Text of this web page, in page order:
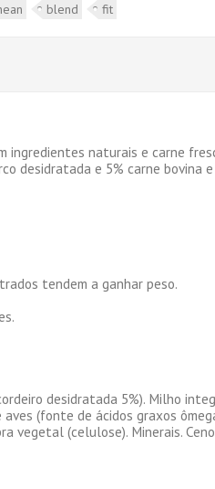
blend fit
naturais e carne
desidratada e 5% carne bovina
tendem a ganhar peso.
desidratada 5%). Milho
(fonte de ácidos graxos
vegetal (celulose). Minerais.